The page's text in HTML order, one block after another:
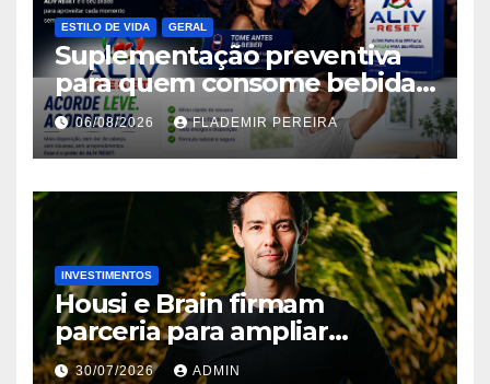
ESTILO DE VIDA GERAL
Suplementação preventiva
para quem consome bebidas
alcoólicas ganha espaço no
mercado brasileiro
06/08/2026 FLADEMIR PEREIRA
INVESTIMENTOS
Housi e Brain firmam
parceria para ampliar
inteligência de mercado em
30/07/2026 ADMIN